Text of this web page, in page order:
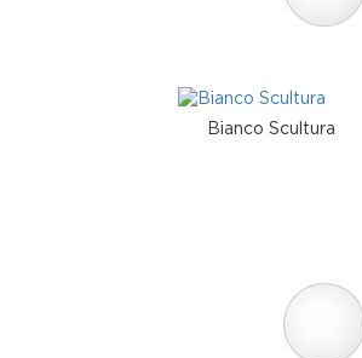
Bianco Scultura